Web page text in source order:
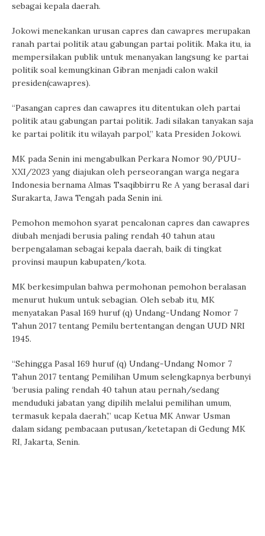
sebagai kepala daerah.
Jokowi menekankan urusan capres dan cawapres merupakan
ranah partai politik atau gabungan partai politik. Maka itu, ia
mempersilakan publik untuk menanyakan langsung ke partai
politik soal kemungkinan Gibran menjadi calon wakil
presiden(cawapres).
“Pasangan capres dan cawapres itu ditentukan oleh partai
politik atau gabungan partai politik. Jadi silakan tanyakan saja
ke partai politik itu wilayah parpol,” kata Presiden Jokowi.
MK pada Senin ini mengabulkan Perkara Nomor 90/PUU-
XXI/2023 yang diajukan oleh perseorangan warga negara
Indonesia bernama Almas Tsaqibbirru Re A yang berasal dari
Surakarta, Jawa Tengah pada Senin ini.
Pemohon memohon syarat pencalonan capres dan cawapres
diubah menjadi berusia paling rendah 40 tahun atau
berpengalaman sebagai kepala daerah, baik di tingkat
provinsi maupun kabupaten/kota.
MK berkesimpulan bahwa permohonan pemohon beralasan
menurut hukum untuk sebagian. Oleh sebab itu, MK
menyatakan Pasal 169 huruf (q) Undang-Undang Nomor 7
Tahun 2017 tentang Pemilu bertentangan dengan UUD NRI
1945.
“Sehingga Pasal 169 huruf (q) Undang-Undang Nomor 7
Tahun 2017 tentang Pemilihan Umum selengkapnya berbunyi
‘berusia paling rendah 40 tahun atau pernah/sedang
menduduki jabatan yang dipilih melalui pemilihan umum,
termasuk kepala daerah’,” ucap Ketua MK Anwar Usman
dalam sidang pembacaan putusan/ketetapan di Gedung MK
RI, Jakarta, Senin.